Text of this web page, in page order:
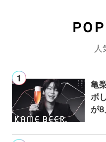
人
亀
ボ
が8